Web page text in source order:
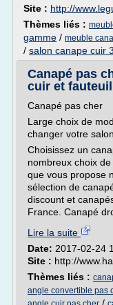
Site : http://
Thèmes liés :
gamme / meuble
/ salon canape cuir
Canapé pas
cuir et
Canapé pas cher
Large choix de
changer votre
Choisissez un
nombreux choix
que vous propose
sélection de
discount et
France. Canapé
Lire la suite
Date: 2017-02-24
Site : http://
Thèmes liés :
angle convertible pas